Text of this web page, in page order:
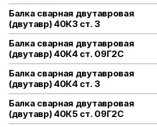
Балка сварная двутавровая
(двутавр) 40К3 ст. 3
Балка сварная двутавровая
(двутавр) 40К4 ст. 09Г2С
Балка сварная двутавровая
(двутавр) 40К4 ст. 3
Балка сварная двутавровая
(двутавр) 40К5 ст. 09Г2С